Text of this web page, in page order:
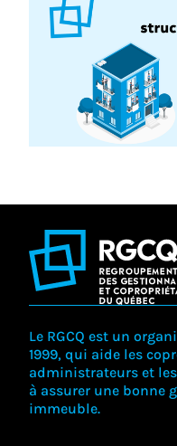
Le RGCQ est un
1999, qui aide les
administrateurs et
à assurer une bonne
immeuble.